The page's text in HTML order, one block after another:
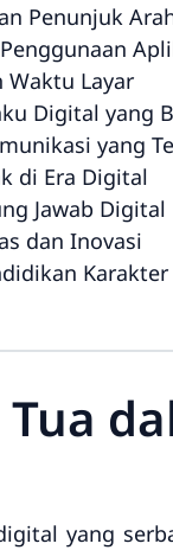
Penunjuk
Waktu Layar
Digital yang
yang
di Era Digital
Jawab Digital
dan Inovasi
Karakter
yang